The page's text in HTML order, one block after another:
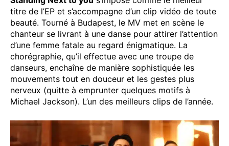
titre de l’EP et s’accompagne d’un clip vidéo de toute
beauté. Tourné à Budapest, le MV met en scène le
chanteur se livrant à une danse pour attirer l’attention
d’une femme fatale au regard énigmatique. La
chorégraphie, qu’il effectue avec une troupe de
danseurs, enchaîne de manière sophistiquée les
mouvements tout en douceur et les gestes plus
nerveux (quitte à emprunter quelques motifs à
Michael Jackson). L’un des meilleurs clips de l’année.